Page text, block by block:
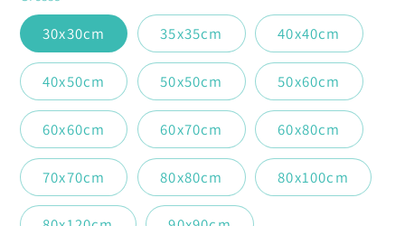
30x30cm 35x35cm 40x40cm
40x50cm 50x50cm 50x60cm
60x60cm 60x70cm 60x80cm
70x70cm 80x80cm 80x100cm